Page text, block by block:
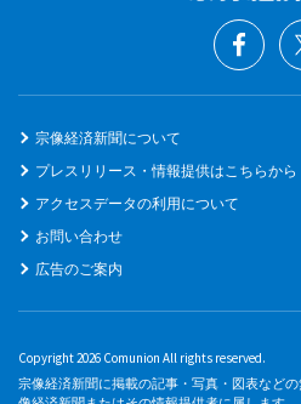
宗像経済新聞について
プレスリリース・情報提供はこちらから
アクセスデータの利用について
お問い合わせ
広告のご案内
Copyright 2026 Comunion All rights reserved.
宗像経済新聞に掲載の記事・写真・図表など